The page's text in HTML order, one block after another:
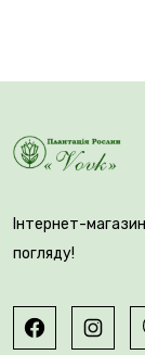
Інтернет-
погляду!